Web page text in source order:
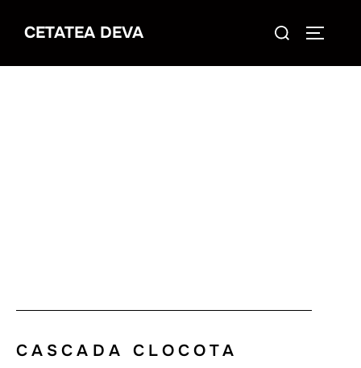
CETATEA DEVA
CASCADA CLOCOTA